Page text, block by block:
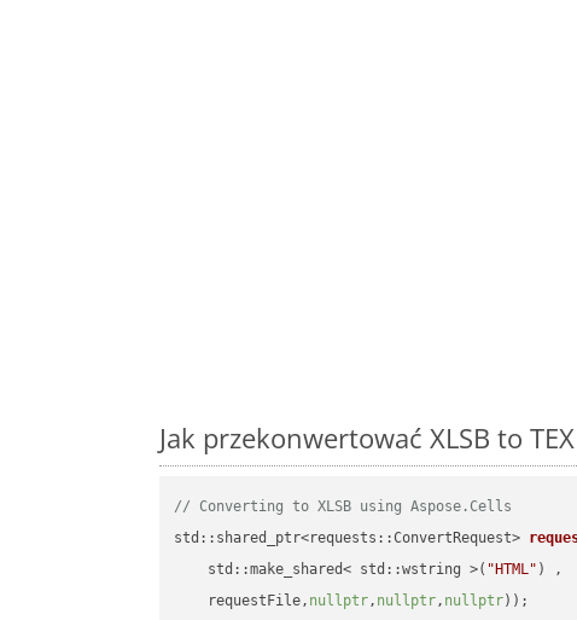
Jak przekonwertować XLSB to
// Converting to XLSB using Aspose.Cells
std::shared_ptr<requests::ConvertRequest>
    std::make_shared< std::wstring >(
"HTML" )
    requestFile,
nullptr, nullptr, nullptr))